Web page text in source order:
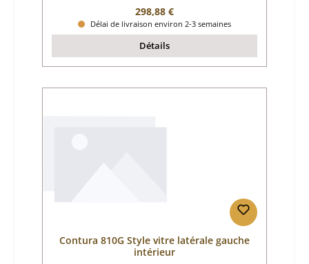
Prix régulier :
298,88 €
Délai de livraison environ 2-3 semaines
Détails
Contura 810G Style vitre latérale gauche
intérieur